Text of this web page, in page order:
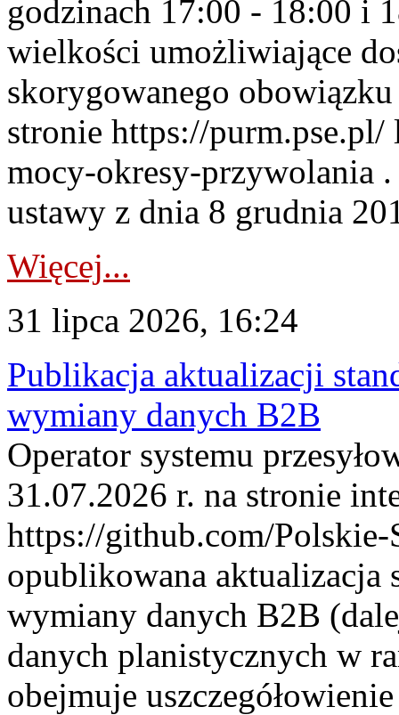
godzinach 17:00 - 18:00 i
wielkości umożliwiające
skorygowanego
stronie https://
mocy-okresy-przywolania
ustawy z dnia 8 grudnia
Więcej...
31 lipca 2026, 16:24
Publikacja aktualizacji
wymiany danych B2B
Operator systemu
31.07.2026 r. na stronie
https://github.com/Polskie-
opublikowana aktualizacja
wymiany danych B2B
danych planistycznych w
obejmuje